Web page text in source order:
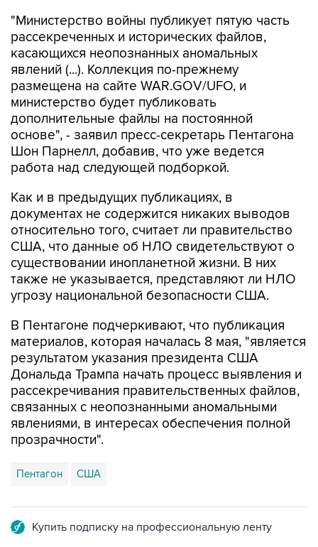
"Министерство войны публикует пятую часть
рассекреченных и исторических файлов,
касающихся неопознанных аномальных
явлений (...). Коллекция по-прежнему
размещена на сайте WAR.GOV/UFO, и
министерство будет публиковать
дополнительные файлы на постоянной
основе", - заявил пресс-секретарь Пентагона
Шон Парнелл, добавив, что уже ведется
работа над следующей подборкой.
Как и в предыдущих публикациях, в
документах не содержится никаких выводов
относительно того, считает ли правительство
США, что данные об НЛО свидетельствуют о
существовании инопланетной жизни. В них
также не указывается, представляют ли НЛО
угрозу национальной безопасности США.
В Пентагоне подчеркивают, что публикация
материалов, которая началась 8 мая, "является
результатом указания президента США
Дональда Трампа начать процесс выявления и
рассекречивания правительственных файлов,
связанных с неопознанными аномальными
явлениями, в интересах обеспечения полной
прозрачности".
Пентагон США
Купить подписку на профессиональную ленту